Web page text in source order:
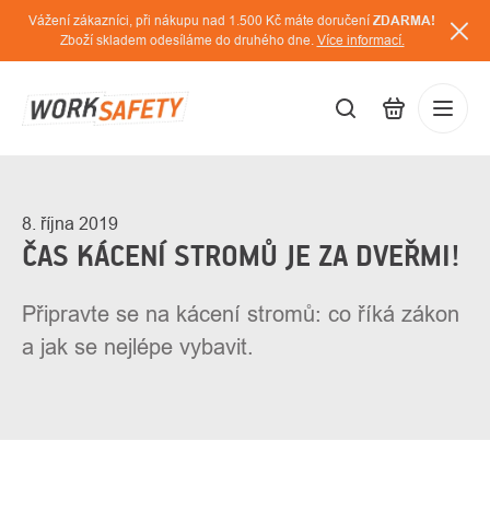
Přejít
obsah
Vážení zákazníci, při nákupu nad 1.500 Kč máte doručení ZDARMA!
Zboží skladem odesíláme do druhého dne. Více informací.
8. října 2019
ČAS KÁCENÍ STROMŮ JE ZA DVEŘMI!
Připravte se na kácení stromů: co říká zákon
a jak se nejlépe vybavit.